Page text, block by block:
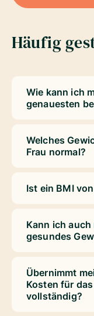
Häufig
Wie kann ich
genauesten
Welches
Frau normal?
Ist ein BMI
Kann ich
gesundes
Übernimmt
Kosten für
vollständig?